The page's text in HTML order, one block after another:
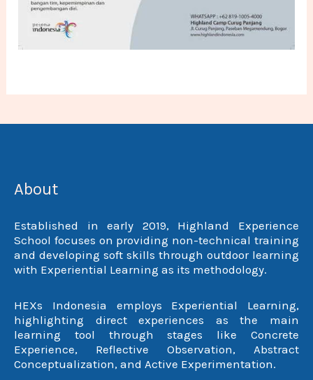
About
Established in early 2019, Highland Experience
School focuses on providing non-technical training
and developing soft skills through outdoor learning
with Experiential Learning as its methodology.
HEXs Indonesia employs Experiential Learning,
highlighting direct experiences as the main
learning tool through stages like Concrete
Experience, Reflective Observation, Abstract
Conceptualization, and Active Experimentation.